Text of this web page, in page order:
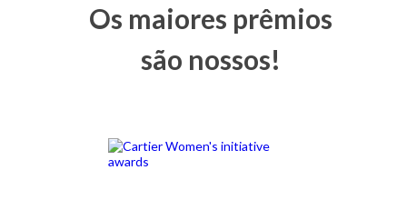
Os maiores prêmios
são nossos!